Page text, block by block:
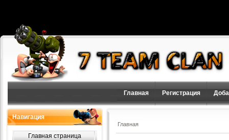
Главная Регистрация
Навигация
Главная страница
Главная